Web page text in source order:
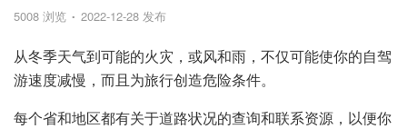
5008 浏览 2022-12-28 发布
从冬季天气到可能的火灾，或风和雨，不仅可能使你的自驾
游速度减慢，而且为旅行创造危险条件。
每个省和地区都有关于道路状况的查询和联系资源，以便你